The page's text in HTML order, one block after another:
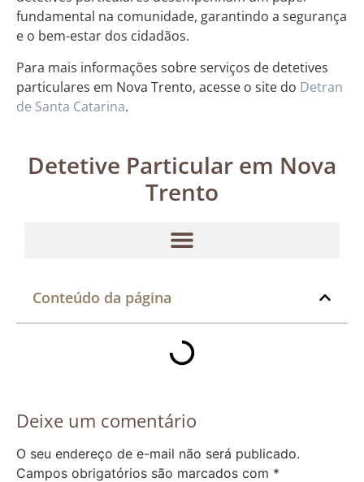
fundamental na comunidade, garantindo a segurança
e o bem-estar dos cidadãos.
Para mais informações sobre serviços de detetives
particulares em Nova Trento, acesse o site do Detran
de Santa Catarina.
Detetive Particular em Nova
Trento
Conteúdo da página
Deixe um comentário
O seu endereço de e-mail não será publicado.
Campos obrigatórios são marcados com *